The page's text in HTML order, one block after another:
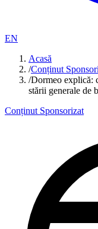
EN
Acasă
/Conținut
/Dormeo explică:
stării generale de
Conținut Sponsorizat